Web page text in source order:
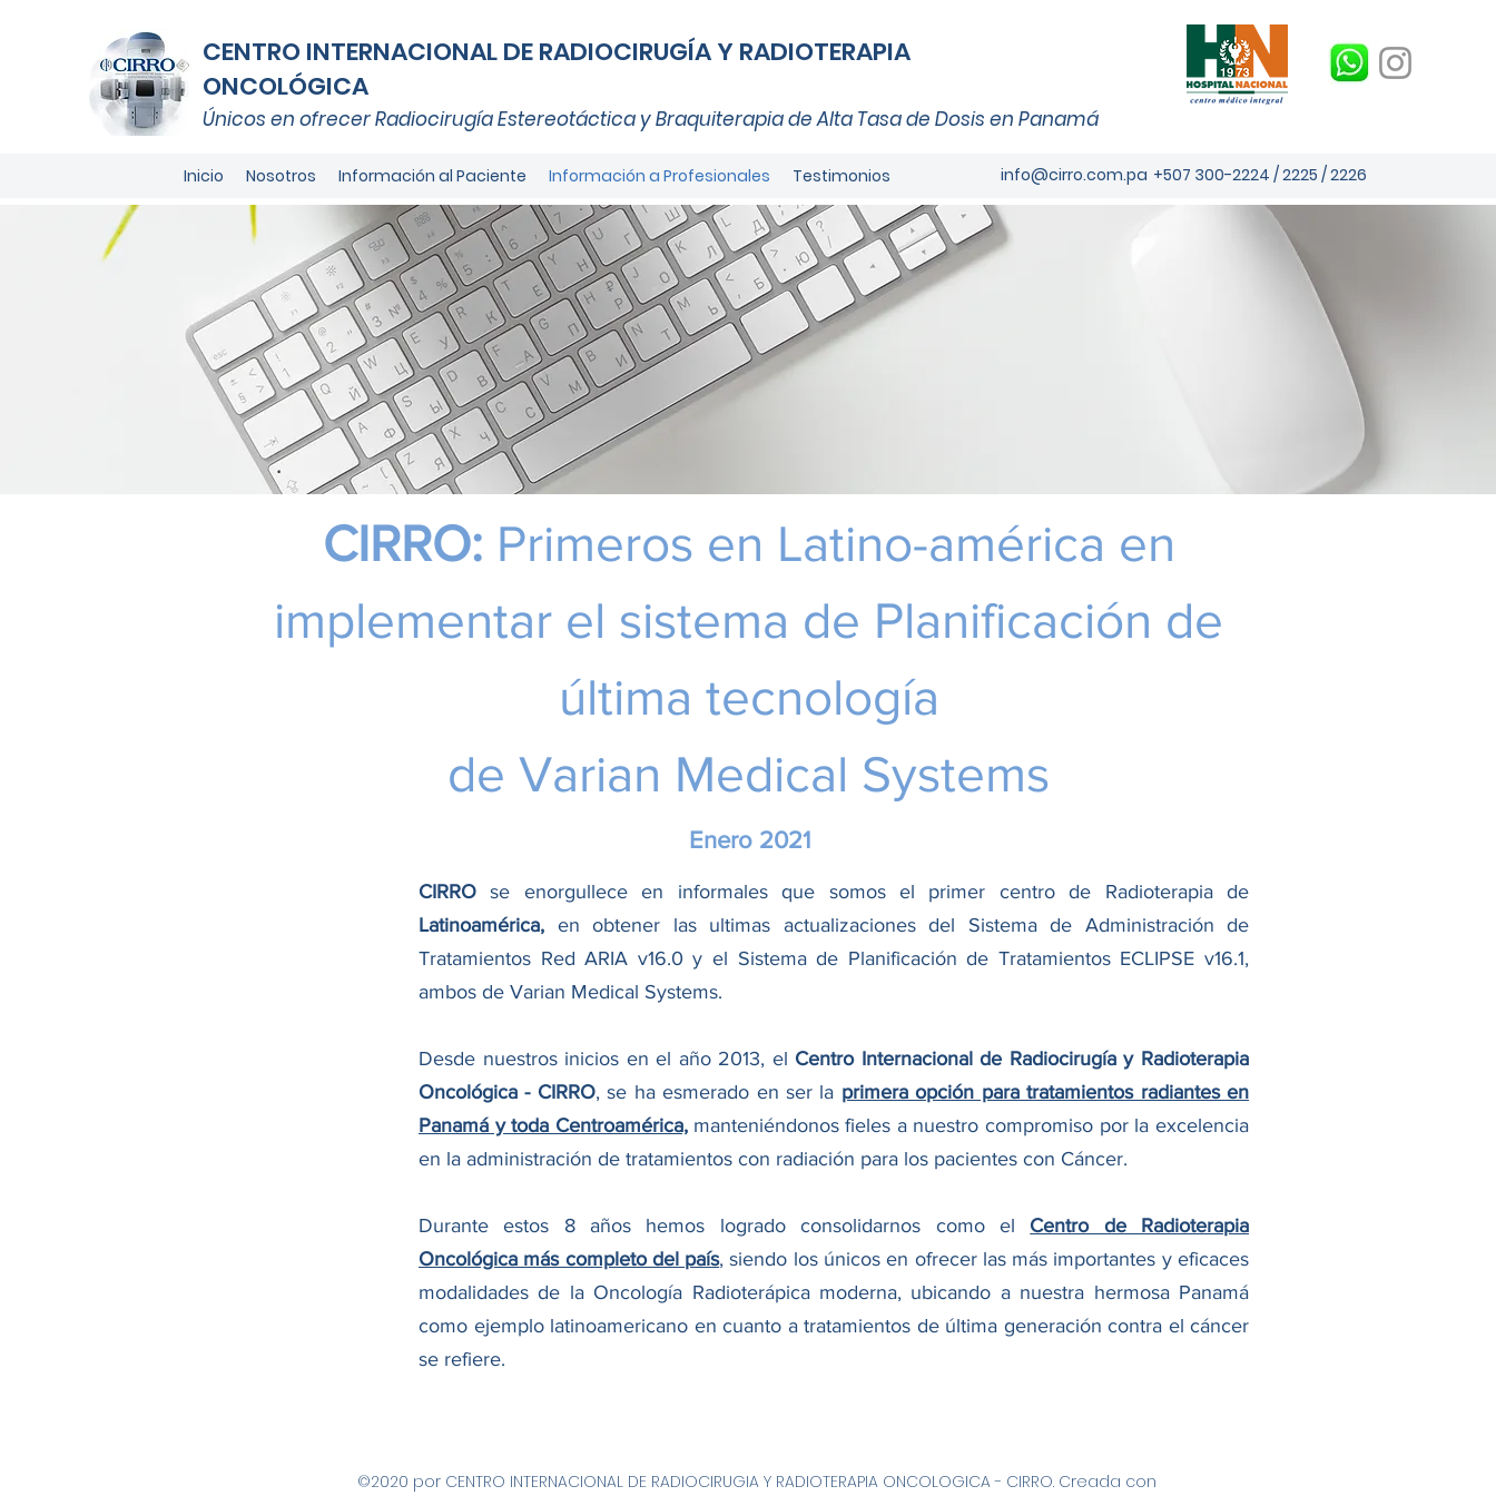
CENTRO INTERNACIONAL DE RADIOCIRUGÍA Y RADIOTERAPIA
ONCOLÓGICA
Únicos en ofrecer Radiocirugía Estereotáctica y Braquiterapia de Alta Tasa de Dosis en Panamá
Inicio Nosotros Información al Paciente Información a Profesionales Testimonios info@cirro.com.pa +507 300-2224 / 2225 / 2226
CIRRO: Primeros en Latino-américa en
implementar el sistema de Planificación de
última tecnología
de Varian Medical Systems
Enero 2021
CIRRO se enorgullece en informales que somos el primer centro de Radioterapia de
Latinoamérica, en obtener las ultimas actualizaciones del Sistema de Administración de
Tratamientos Red ARIA v16.0 y el Sistema de Planificación de Tratamientos ECLIPSE v16.1,
ambos de Varian Medical Systems.
Desde nuestros inicios en el año 2013, el Centro Internacional de Radiocirugía y Radioterapia
Oncológica - CIRRO, se ha esmerado en ser la primera opción para tratamientos radiantes en
Panamá y toda Centroamérica, manteniéndonos fieles a nuestro compromiso por la excelencia
en la administración de tratamientos con radiación para los pacientes con Cáncer.
Durante estos 8 años hemos logrado consolidarnos como el Centro de Radioterapia
Oncológica más completo del país, siendo los únicos en ofrecer las más importantes y eficaces
modalidades de la Oncología Radioterápica moderna, ubicando a nuestra hermosa Panamá
como ejemplo latinoamericano en cuanto a tratamientos de última generación contra el cáncer
se refiere.
©2020 por CENTRO INTERNACIONAL DE RADIOCIRUGIA Y RADIOTERAPIA ONCOLOGICA - CIRRO. Creada con